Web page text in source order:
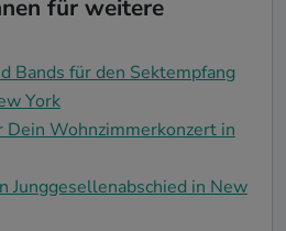
für weitere
Bands für den Sektempfang
York
Wohnzimmerkonzert in
Junggesellenabschied in New